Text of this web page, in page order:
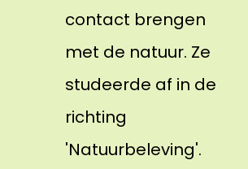
contact brengen
met de natuur. Ze
studeerde af in de
richting
'Natuurbeleving'.